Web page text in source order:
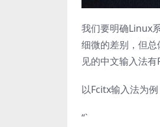
我们要明确Linux
细微的差别，但
见的中文输入法
以Fcitx输入法为
“`